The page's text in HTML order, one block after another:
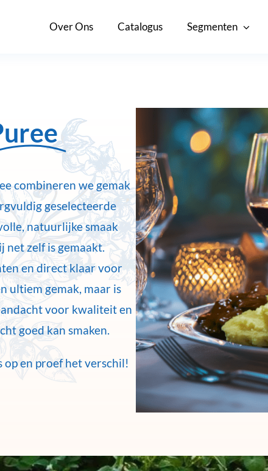
Over Ons Catalogus Segmenten
combineren we gemak
geselecteerde
natuurlijke smaak
net zelf is gemaakt.
en direct klaar voor
ultiem gemak, maar is
voor kwaliteit en
goed kan smaken.
op en proef het verschil!